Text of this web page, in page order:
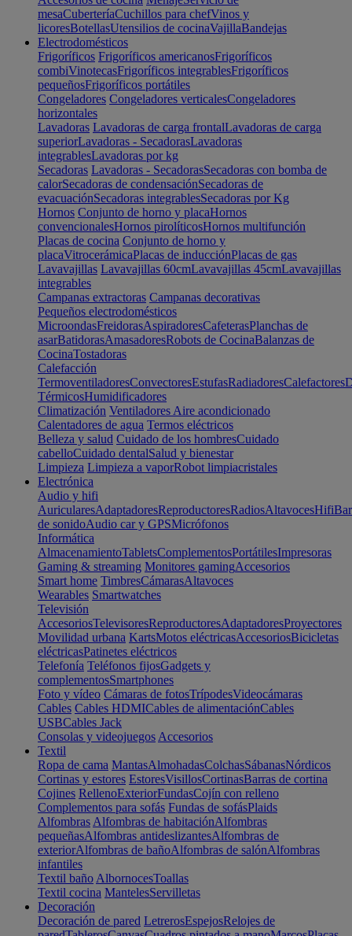
mesaCuberteríaCuchillos para chefVinos y
licoresBotellasUtensilios de cocinaVajillaBandejas
Electrodomésticos
Frigoríficos Frigoríficos americanosFrigoríficos
combiVinotecasFrigoríficos integrablesFrigoríficos
pequeñosFrigoríficos portátiles
Congeladores Congeladores verticalesCongeladores
horizontales
Lavadoras Lavadoras de carga frontalLavadoras de carga
superiorLavadoras - SecadorasLavadoras
integrablesLavadoras por kg
Secadoras Lavadoras - SecadorasSecadoras con bomba de
calorSecadoras de condensaciónSecadoras de
evacuaciónSecadoras integrablesSecadoras por Kg
Hornos Conjunto de horno y placaHornos
convencionalesHornos pirolíticosHornos multifunción
Placas de cocina Conjunto de horno y
placaVitrocerámicaPlacas de inducciónPlacas de gas
Lavavajillas Lavavajillas 60cmLavavajillas 45cmLavavajillas
integrables
Campanas extractoras Campanas decorativas
Pequeños electrodomésticos
MicroondasFreidorasAspiradoresCafeterasPlanchas de
asarBatidorasAmasadoresRobots de CocinaBalanzas de
CocinaTostadoras
Calefacción
TermoventiladoresConvectoresEstufasRadiadoresCalefactores
TérmicosHumidificadores
Climatización Ventiladores Aire acondicionado
Calentadores de agua Termos eléctricos
Belleza y salud Cuidado de los hombresCuidado
cabelloCuidado dentalSalud y bienestar
Limpieza Limpieza a vaporRobot limpiacristales
Electrónica
Audio y hifi
AuricularesAdaptadoresReproductoresRadiosAltavocesHifi
de sonidoAudio car y GPSMicrófonos
Informática
AlmacenamientoTabletsComplementosPortátilesImpresoras
Gaming & streaming Monitores gamingAccesorios
Smart home TimbresCámarasAltavoces
Wearables Smartwatches
Televisión
AccesoriosTelevisoresReproductoresAdaptadoresProyectores
Movilidad urbana KartsMotos eléctricasAccesoriosBicicletas
eléctricasPatinetes eléctricos
Telefonía Teléfonos fijosGadgets y
complementosSmartphones
Foto y vídeo Cámaras de fotosTrípodesVideocámaras
Cables Cables HDMICables de alimentaciónCables
USBCables Jack
Consolas y videojuegos Accesorios
Textil
Ropa de cama MantasAlmohadasColchasSábanasNórdicos
Cortinas y estores EstoresVisillosCortinasBarras de cortina
Cojines RellenoExteriorFundasCojín con relleno
Complementos para sofás Fundas de sofásPlaids
Alfombras Alfombras de habitaciónAlfombras
pequeñasAlfombras antideslizantesAlfombras de
exteriorAlfombras de bañoAlfombras de salónAlfombras
infantiles
Textil baño AlbornocesToallas
Textil cocina MantelesServilletas
Decoración
Decoración de pared LetrerosEspejosRelojes de